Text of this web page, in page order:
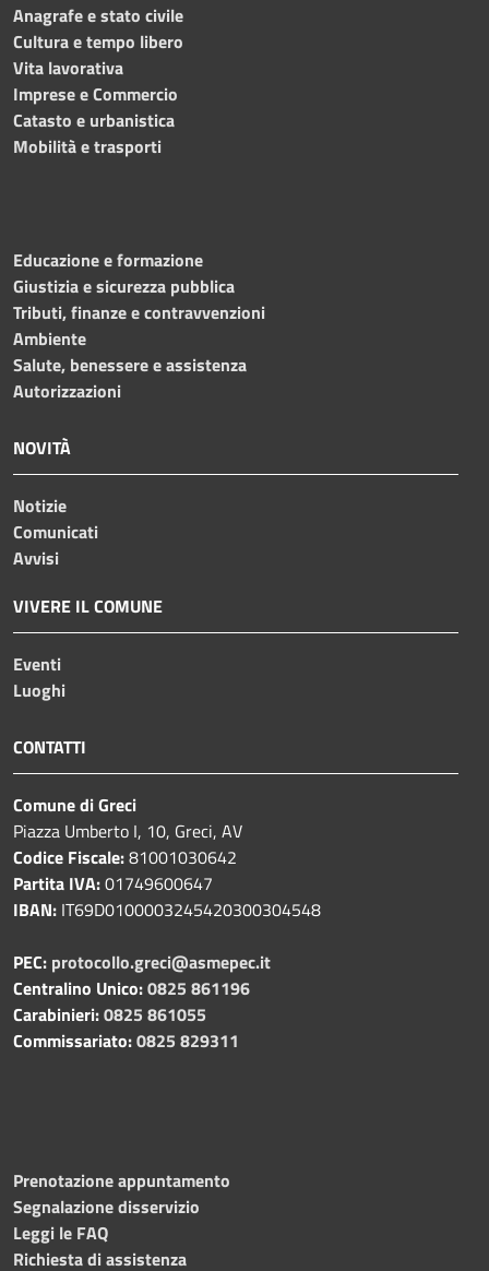
Anagrafe e stato civile
Cultura e tempo libero
Vita lavorativa
Imprese e Commercio
Catasto e urbanistica
Mobilità e trasporti
Educazione e formazione
Giustizia e sicurezza pubblica
Tributi, finanze e contravvenzioni
Ambiente
Salute, benessere e assistenza
Autorizzazioni
NOVITÀ
Notizie
Comunicati
Avvisi
VIVERE IL COMUNE
Eventi
Luoghi
CONTATTI
Comune di Greci
Piazza Umberto I, 10, Greci, AV
Codice Fiscale:81001030642
Partita IVA:01749600647
IBAN: IT69D0100003245420300304548
PEC: protocollo.greci@asmepec.it
Centralino Unico:0825 861196
Carabinieri:0825 861055
Commissariato:0825 829311
Prenotazione appuntamento
Segnalazione disservizio
Leggi le FAQ
Richiesta di assistenza